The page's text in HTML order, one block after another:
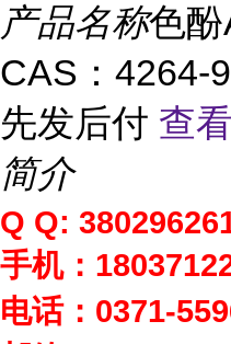
产品名称色
CAS：4264-
先发后付 查
简介
Q Q:
手机：
电话： 0371-